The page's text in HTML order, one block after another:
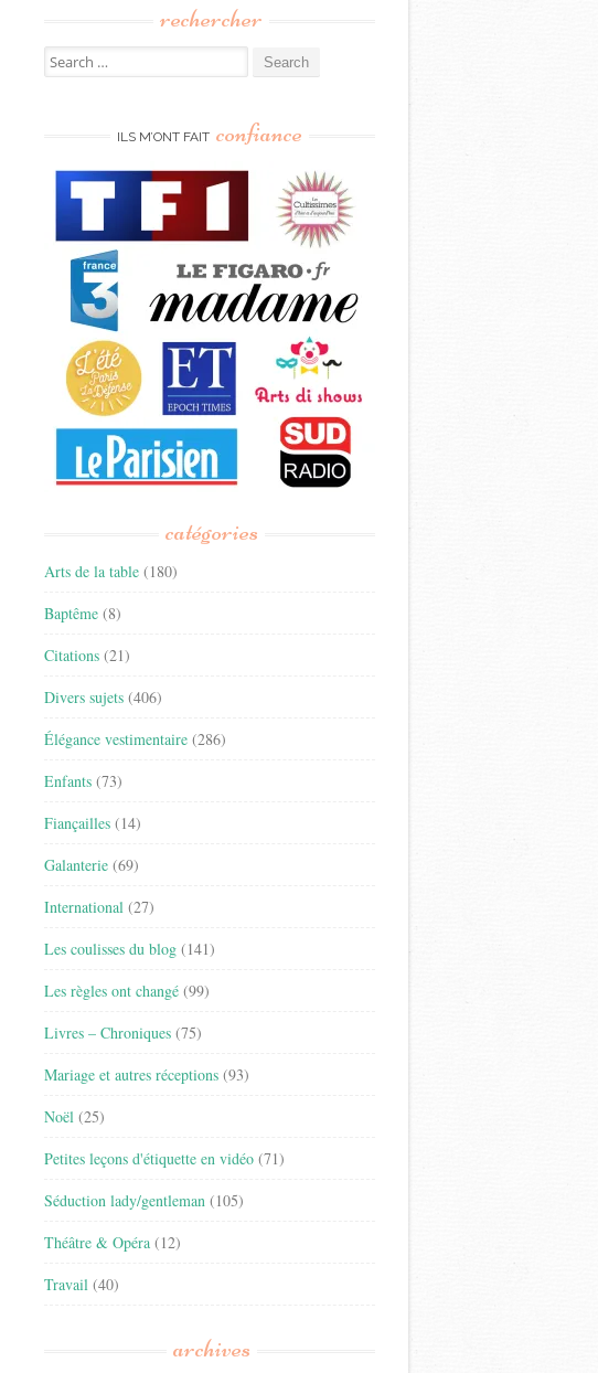
rechercher
Search
for:
ILS M’ONT FAIT confiance
catégories
Arts de la table (180)
Baptême (8)
Citations (21)
Divers sujets (406)
Élégance vestimentaire (286)
Enfants (73)
Fiançailles (14)
Galanterie (69)
International (27)
Les coulisses du blog (141)
Les règles ont changé (99)
Livres – Chroniques (75)
Mariage et autres réceptions (93)
Noël (25)
Petites leçons d'étiquette en vidéo (71)
Séduction lady/gentleman (105)
Théâtre & Opéra (12)
Travail (40)
archives